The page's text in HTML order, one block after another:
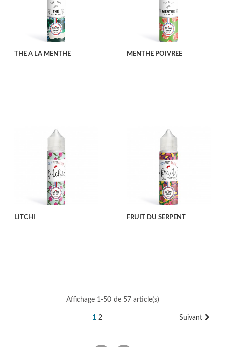
THE A LA MENTHE MENTHE POIVREE
LITCHI FRUIT DU SERPENT
Affichage 1-50 de 57 article(s)
1 2 Suivant